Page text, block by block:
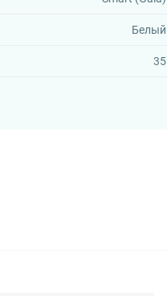
Белый
35